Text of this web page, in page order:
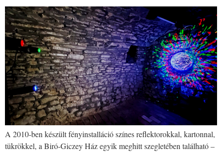
A 2010-ben készült fényinstalláció színes reflektorokkal, kartonnal,
tükrökkel, a Biró-Giczey Ház egyik meghitt szegletében található –